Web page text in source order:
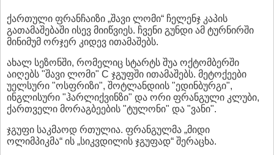
ქართული ფრანჩაიზი „შავი ლომი“ ჩელენჯ კაპის
გათამაშებაში ისევ მიიწვიეს. ჩვენი გუნდი ამ ტურნირში
მინიმუმ ორჯერ კიდევ ითამაშებს.
ახალ სეზონში, რომელიც სტარტს შუა ოქტომბერში
აიღებს "შავი ლომი" C ჯგუფში ითამაშებს. მეტოქეები
უელსური "ოსფრიზი", შოტლანდიის "ედინბურგი",
ინგლისური "ჰარლიქვინზი" და ორი ფრანგული კლუბი,
ქართველი მორაგბეების "ტულონი" და "ვანი".
ჯგუფი საკმაოდ რთულია. ფრანგულმა „მიდი
ოლიმპიკმა“ ის „სიკვდილის ჯგუფად“ შერაცხა.